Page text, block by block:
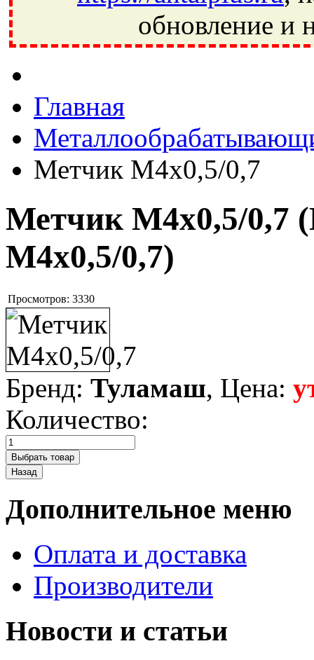
обновление и
Ивантеевка, подшипники, пневматика, метизы, техника,
Главная
Метчик M4x0,5/0,7
Метчик M4x0,5/0,7
M4x0,5/0,7)
Просмотров: 3330
Бренд: Туламаш, Цена:
Количество:
Дополнительное меню
Оплата и доставка
Производители
Новости и статьи